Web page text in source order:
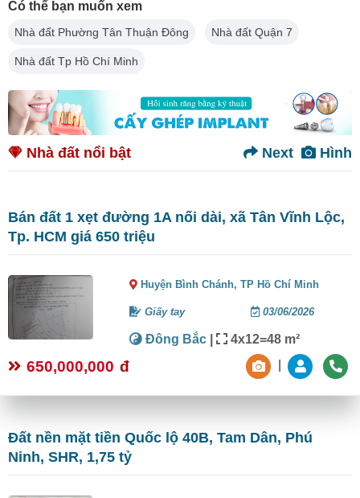
Có thể bạn muốn xem
Nhà đất Phường Tân Thuận Đông Nhà đất Quận 7
Nhà đất Tp Hồ Chí Minh
Nhà đất nổi bật Hình
Next
Bán đất 1 xẹt đường 1A nối dài, xã Tân Vĩnh Lộc,
Tp. HCM giá 650 triệu
Huyện Bình Chánh,TP Hồ Chí Minh
Giấy tay 03/06/2026
Đông Bắc | 4x12=48 m²
650,000,000 đ
Đất nền mặt tiền Quốc lộ 40B, Tam Dân, Phú
Ninh, SHR, 1,75 tỷ